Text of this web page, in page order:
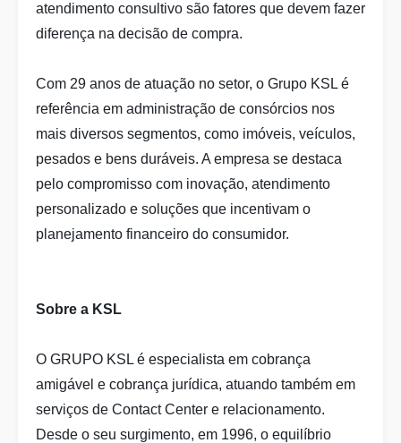
atendimento consultivo são fatores que devem fazer
diferença na decisão de compra.
Com 29 anos de atuação no setor, o Grupo KSL é
referência em administração de consórcios nos
mais diversos segmentos, como imóveis, veículos,
pesados e bens duráveis. A empresa se destaca
pelo compromisso com inovação, atendimento
personalizado e soluções que incentivam o
planejamento financeiro do consumidor.
Sobre a KSL
O GRUPO KSL é especialista em cobrança
amigável e cobrança jurídica, atuando também em
serviços de Contact Center e relacionamento.
Desde o seu surgimento, em 1996, o equilíbrio